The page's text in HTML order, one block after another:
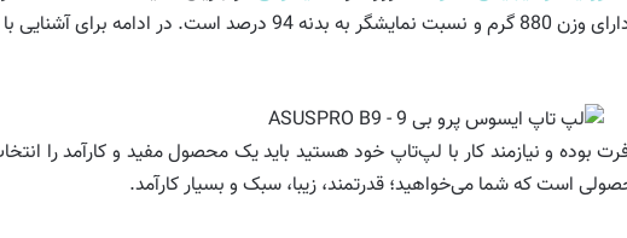
14 اینچی دارای وزن 880 گرم و نسبت نمایشگر به بدنه 94 درصد
بوده و نیازمند کار با لپ‌تاپ خود هستید باید یک محصول مفید و کارآمد را